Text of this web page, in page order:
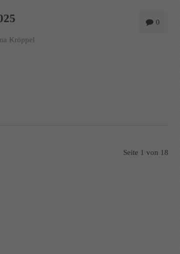
0
Kröppel
Seite 1 von 18